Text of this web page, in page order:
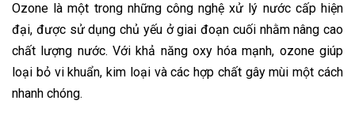
Ozone là một trong những công nghệ xử lý nước cấp hiện
đại, được sử dụng chủ yếu ở giai đoạn cuối nhằm nâng cao
chất lượng nước. Với khả năng oxy hóa mạnh, ozone giúp
loại bỏ vi khuẩn, kim loại và các hợp chất gây mùi một cách
nhanh chóng.